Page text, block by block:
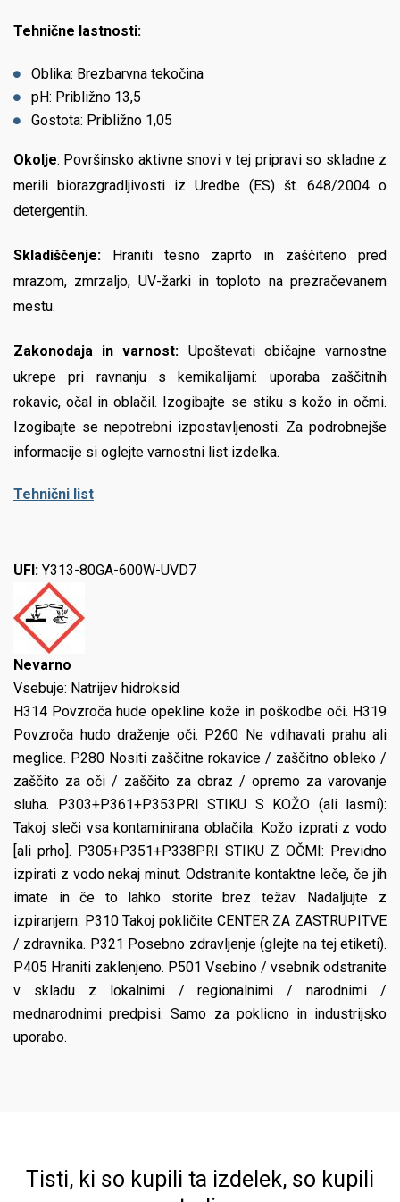
Tehnične lastnosti:
Oblika: Brezbarvna tekočina
pH: Približno 13,5
Gostota: Približno 1,05
Okolje: Površinsko aktivne snovi v tej pripravi so skladne z
merili biorazgradljivosti iz Uredbe (ES) št. 648/2004 o
detergentih.
Skladiščenje:
Hraniti tesno zaprto in zaščiteno pred
mrazom, zmrzaljo, UV-žarki in toploto na prezračevanem
mestu.
Zakonodaja in varnost: Upoštevati običajne varnostne
ukrepe pri ravnanju s kemikalijami: uporaba zaščitnih
rokavic, očal in oblačil. Izogibajte se stiku s kožo in očmi.
Izogibajte se nepotrebni izpostavljenosti. Za podrobnejše
informacije si oglejte varnostni list izdelka.
Tehnični list
UFI: Y313-80GA-600W-UVD7
Nevarno
Vsebuje: Natrijev hidroksid
H314 Povzroča hude opekline kože in poškodbe oči. H319
Povzroča hudo draženje oči. P260 Ne vdihavati prahu ali
meglice. P280 Nositi zaščitne rokavice / zaščitno obleko /
zaščito za oči / zaščito za obraz / opremo za varovanje
sluha. P303+P361+P353PRI STIKU S KOŽO (ali lasmi):
Takoj sleči vsa kontaminirana oblačila. Kožo izprati z vodo
[ali prho]. P305+P351+P338PRI STIKU Z OČMI: Previdno
izpirati z vodo nekaj minut. Odstranite kontaktne leče, če jih
imate in če to lahko storite brez težav. Nadaljujte z
izpiranjem. P310 Takoj pokličite CENTER ZA ZASTRUPITVE
/ zdravnika. P321 Posebno zdravljenje (glejte na tej etiketi).
P405 Hraniti zaklenjeno. P501 Vsebino / vsebnik odstranite
v skladu z lokalnimi / regionalnimi / narodnimi /
mednarodnimi predpisi. Samo za poklicno in industrijsko
uporabo.
Tisti, ki so kupili ta izdelek, so kupili